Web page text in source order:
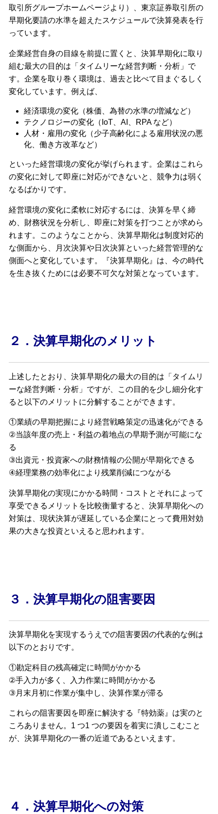
取引所グループホームページより）、東京証券取引所の
早期化要請の水準を超えたスケジュールで決算発表を行
っています。
企業経営自身の目線を前提に置くと、決算早期化に取り
組む最大の目的は「タイムリーな経営判断・分析」で
す。企業を取り巻く環境は、過去と比べて目まぐるしく
変化しています。例えば、
経済環境の変化（株価、為替の水準の増減など）
テクノロジーの変化（IoT、AI、RPA など）
人材・雇用の変化（少子高齢化による雇用状況の悪
化、働き方改革など）
といった経営環境の変化が挙げられます。企業はこれら
の変化に対して即座に対応ができないと、競争力は弱く
なるばかりです。
経営環境の変化に柔軟に対応するには、決算を早く締
め、財務状況を分析し、即座に対策を打つことが求めら
れます。このようなことから、決算早期化は制度対応的
な側面から、月次決算や日次決算といった経営管理的な
側面へと変化しています。『決算早期化』は、今の時代
を生き抜くためには必要不可欠な対策となっています。
２．決算早期化のメリット
上述したとおり、決算早期化の最大の目的は「タイムリ
ーな経営判断・分析」ですが、この目的を少し細分化す
ると以下のメリットに分解することができます。
①業績の早期把握により経営戦略策定の迅速化ができる
②当該年度の売上・利益の着地点の早期予測が可能にな
る
③出資元・投資家への財務情報の公開が早期化できる
④経理業務の効率化により残業削減につながる
決算早期化の実現にかかる時間・コストとそれによって
享受できるメリットを比較衡量すると、決算早期化への
対策は、現状決算が遅延している企業にとって費用対効
果の大きな投資といえると思われます。
３．決算早期化の阻害要因
決算早期化を実現するうえでの阻害要因の代表的な例は
以下のとおりです。
①勘定科目の残高確定に時間がかかる
②手入力が多く、入力作業に時間がかかる
③月末月初に作業が集中し、決算作業が滞る
これらの阻害要因を即座に解決する『特効薬』は実のと
ころありません。1 つ1 つの要因を着実に潰しこむこと
が、決算早期化の一番の近道であるといえます。
４．決算早期化への対策